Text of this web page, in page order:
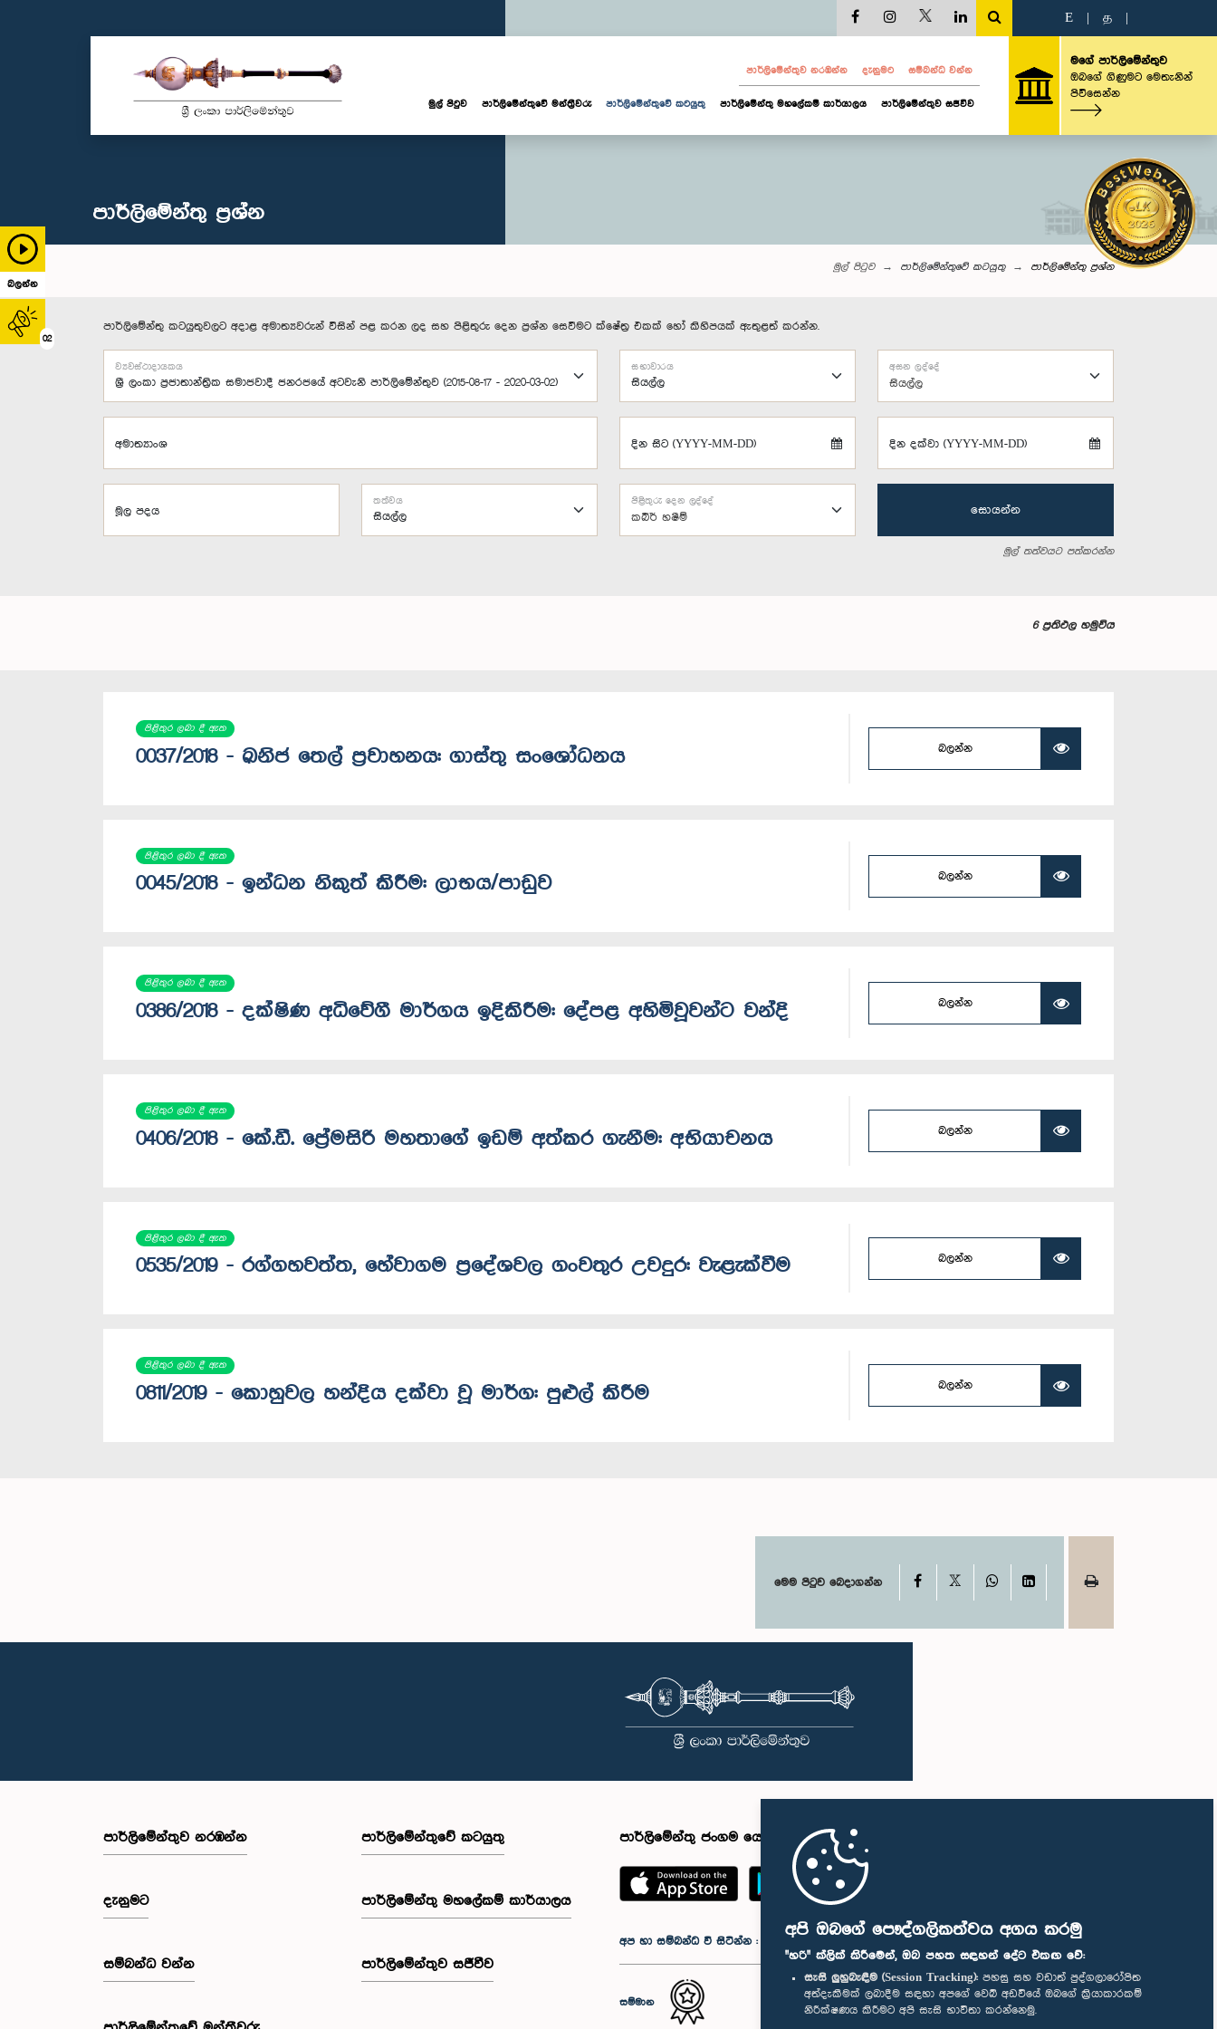
අපි ඔබගේ පෞද්ගලිකත්වය අගය කරමු
"හරි" ක්ලික් කිරීමෙන්, ඔබ පහත සඳහන් දේට එකඟ වේ:
සැසි ලුහුබැඳීම (Session Tracking): පහසු සහ වඩාත් පුද්ගලාරෝපිත
අත්දැකීමක් ලබාදීම සඳහා අපගේ වෙබ් අඩවියේ ඔබගේ ක්‍රියාකාරකම්
නිරීක්ෂණය කිරීමට අපි සැසි භාවිතා කරන්නෙමු.
බලන්න
02
E த
පාර්ලි‌මේන්තුව නරඹන්න දැනුමට සම්බන්ධ වන්න
මුල් පිටුව පාර්ලි‌මේන්තුවේ මන්ත්‍රීවරු පාර්ලිමේන්තුවේ කටයුතු පාර්ලිමේන්තු මහලේකම් කාර්යාලය පාර්ලිමේන්තුව සජීවීව
මගේ පාර්ලිමේන්තුව
ඔබගේ ගිණුමට මෙතැනින්
පිවිසෙන්න
පාර්ලි‌මේන්තු‌ ප්‍රශ්න
මුල් පිටුව පාර්ලිමේන්තුවේ කටයුතු පාර්ලි‌මේන්තු‌ ප්‍රශ්න
පාර්ලිමේන්තු කටයුතුවලට අදාළ අමාත්‍යවරුන් විසින් පළ කරන ලද සහ පිළිතුරු දෙන ප්‍රශ්න සෙවීමට ක්ෂේත්‍ර එකක් හෝ කිහිපයක් ඇතුළත් කරන්න.
ව්‍යවස්ථාදායකය සභාවාරය
සියල්ල
අසන ලද්දේ
අමාත්‍යාංශ දින සිට (YYYY-MM-DD) දින දක්වා (YYYY-MM-DD)
මූල පදය
තත්වය
කබීර් හෂීම්
පිළිතුරු දෙන ලද්දේ
සොයන්න
මුල් තත්වයට පත්කරන්න
6 ප්‍රතිඵල හමුවිය
පිළිතුර ලබා දී ඇත
0037/2018 - ඛනිජ තෙල් ප්‍රවාහනය: ගාස්තු සංශෝධනය බලන්න
පිළිතුර ලබා දී ඇත
0045/2018 - ඉන්ධන නිකුත් කිරීම: ලාභය/පාඩුව බලන්න
පිළිතුර ලබා දී ඇත
0386/2018 - දක්ෂිණ අධිවේගී මාර්ගය ඉදිකිරීම: දේපළ අහිමිවූවන්ට වන්දි බලන්න
පිළිතුර ලබා දී ඇත
0406/2018 - කේ.ඩී. ප්‍රේමසිරි මහතාගේ ඉඩම් අත්කර ගැනීම: අභියාචනය බලන්න
පිළිතුර ලබා දී ඇත
0535/2019 - රග්ගහවත්ත, හේවාගම ප්‍රදේශවල ගංවතුර උවදුර: වැළැක්වීම බලන්න
පිළිතුර ලබා දී ඇත
0811/2019 - කොහුවල හන්දිය දක්වා වූ මාර්ග: පුළුල් කිරීම බලන්න
මෙම පිටුව බෙදාගන්න Facebook WhatsAppLinkedIn
පාර්ලි‌මේන්තුව නරඹන්න
දැනුමට
සම්බන්ධ වන්න
පාර්ලිමේන්තුවේ කටයුතු
පාර්ලිමේන්තු මහලේකම් කාර්යාලය
පාර්ලිමේන්තුව සජීවීව
පාර්ලිමේන්තු ජංගම යෙදුම
අප හා සම්බන්ධ වී සිටින්න :
සම්මාන